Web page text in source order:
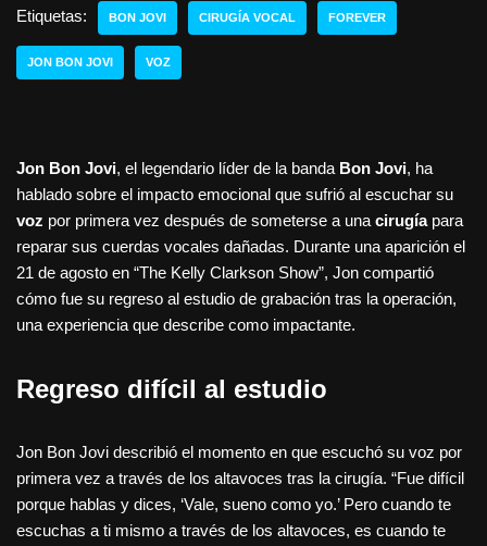
Etiquetas: BON JOVI CIRUGÍA VOCAL FOREVER
JON BON JOVI VOZ
Jon Bon Jovi, el legendario líder de la banda Bon Jovi, ha
hablado sobre el impacto emocional que sufrió al escuchar su
voz por primera vez después de someterse a una cirugíapara
reparar sus cuerdas vocales dañadas. Durante una aparición el
21 de agosto en “The Kelly Clarkson Show”, Jon compartió
cómo fue su regreso al estudio de grabación tras la operación,
una experiencia que describe como impactante.
Regreso difícil al estudio
Jon Bon Jovi describió el momento en que escuchó su voz por
primera vez a través de los altavoces tras la cirugía. “Fue difícil
porque hablas y dices, ‘Vale, sueno como yo.’ Pero cuando te
escuchas a ti mismo a través de los altavoces, es cuando te